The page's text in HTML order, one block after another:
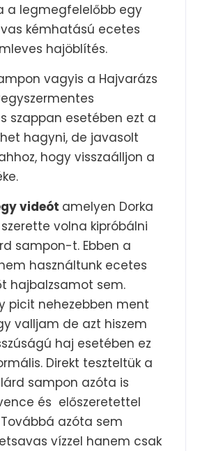
a legmegfelelőbb egy
kémhatású ecetes
hajöblítés.
vagyis a Hajvarázs
szappan esetében ezt a
hagyni, de javasolt
hogy visszaálljon a
videót amelyen Dorka
volna kipróbálni
sampon-t. Ebben a
használtunk ecetes
hajbalzsamot sem.
picit nehezebben ment
valljam de azt hiszem
haj esetében ez
Direkt teszteltük a
sampon azóta is
és előszeretettel
azóta sem
vízzel hanem csak